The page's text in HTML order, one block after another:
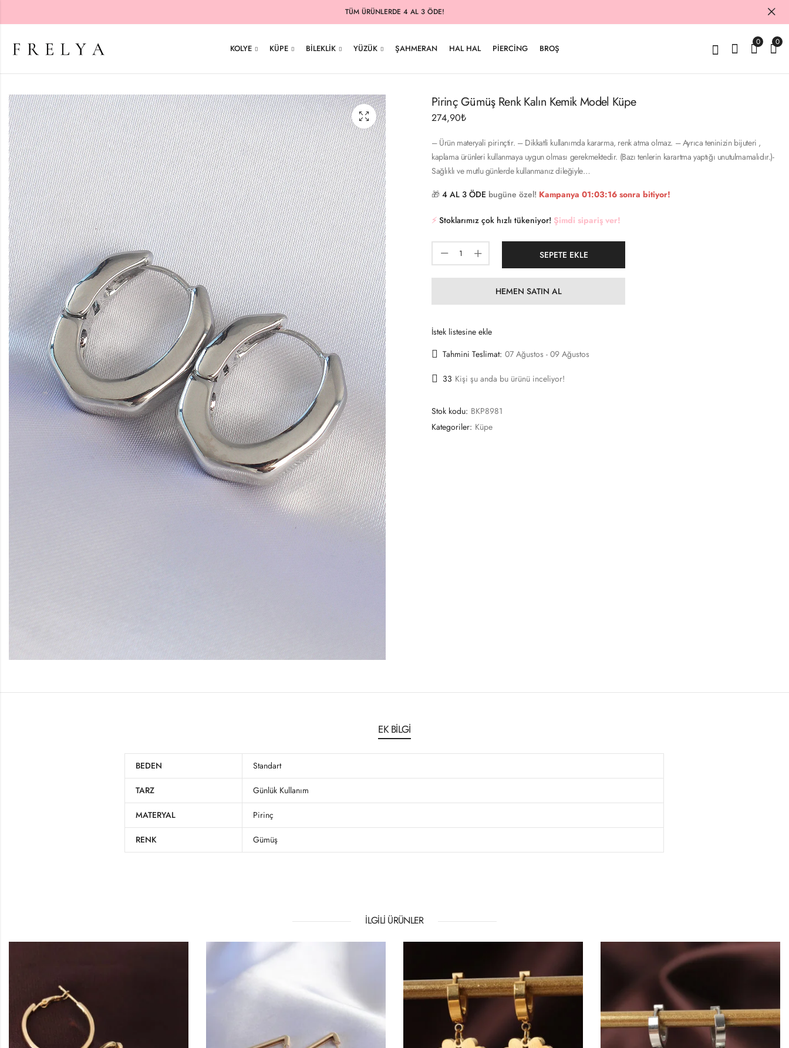
TÜM ÜRÜNLERDE 4 AL 3 ÖDE!
KOLYE KÜPE BILEKLIK YÜZÜK ŞAHMERAN HAL HAL PIERCING BROŞ
0 0
Pirinç Gümüş Renk Kalın Kemik Model Küpe
274,90₺
– Ürün materyali pirinçtir. – Dikkatli kullanımda kararma, renk atma olmaz. – Ayrıca teninizin bijuteri ,
kaplama ürünleri kullanmaya uygun olması gerekmektedir. (Bazı tenlerin karartma yaptığı unutulmamalıdır.)-
Sağlıklı ve mutlu günlerde kullanmanız dileğiyle…
🎁 4 AL 3 ÖDE bugüne özel! Kampanya 01:03:15 sonra bitiyor!
⚡️ Stoklarımız çok hızlı tükeniyor! Şimdi sipariş ver!
SEPETE EKLE
HEMEN SATIN AL
İstek listesine ekle
Tahmini Teslimat: 07 Ağustos - 09 Ağustos
33 Kişi şu anda bu ürünü inceliyor!
Stok kodu: BKP8981
Kategoriler: Küpe
EK BILGI
BEDEN Standart
TARZ Günlük Kullanım
MATERYAL Pirinç
RENK Gümüş
İLGILI ÜRÜNLER